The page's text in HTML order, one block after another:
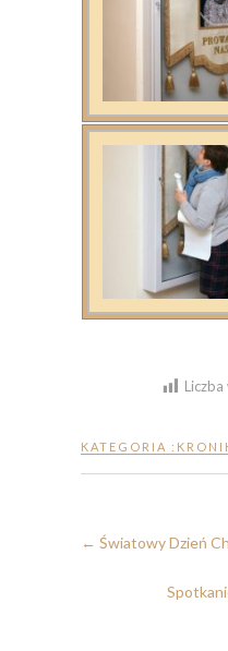
KATEGORIA :
← Światowy Dzień